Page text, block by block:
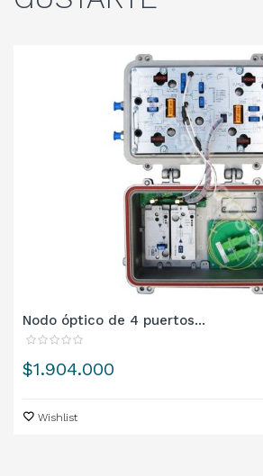
Nodo óptico de 4 puertos...
Precio
$1.904.000
Wishlist